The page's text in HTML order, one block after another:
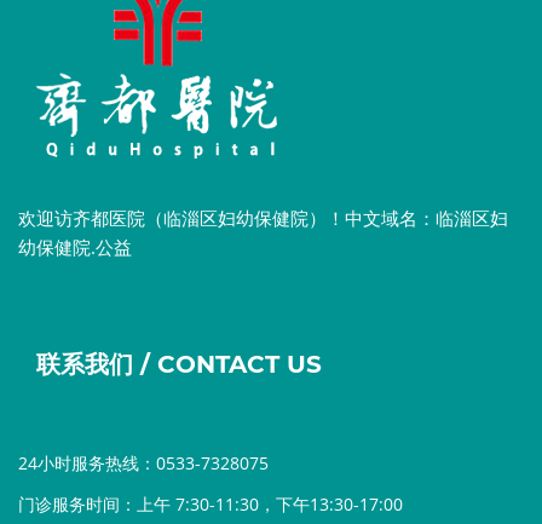
欢迎访齐都医院（临淄区妇幼保健院）！中文域名：临淄区妇
幼保健院.公益
联系我们 / CONTACT US
24小时服务热线：0533-7328075
门诊服务时间：上午 7:30-11:30，下午13:30-17:00